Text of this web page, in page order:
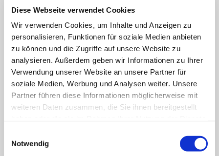
Diese Webseite verwendet Cookies
Wir verwenden Cookies, um Inhalte und Anzeigen zu
personalisieren, Funktionen für soziale Medien anbieten
zu können und die Zugriffe auf unsere Website zu
analysieren. Außerdem geben wir Informationen zu Ihrer
Verwendung unserer Website an unsere Partner für
soziale Medien, Werbung und Analysen weiter. Unsere
Partner führen diese Informationen möglicherweise mit
weiteren Daten zusammen, die Sie ihnen bereitgestellt
Notwendig
katholischen Trägern in Nordrhein- Westfalen; rund
8.500 Menschen arbeiten für das Wohl der ihnen
anvertrauten Patient:innen, Bewohner:innen, Kinder und
Jugendlichen.
FACHBEREICHE
Klinik für Allgemein-, Viszeral- und minimal-
invasive Chirurgie
Klinik für Anästhesiologie & Intensivmedizin